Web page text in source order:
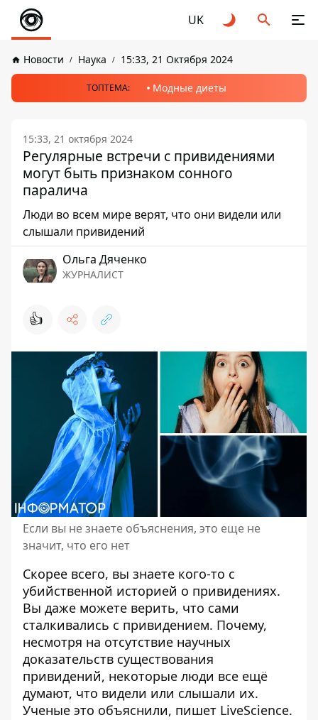
UK
Новости Наука 15:33, 21 Октября 2024
ТОПТЕМА: Модные диеты
15:33, 21 октября 2024
Регулярные встречи с привидениями
могут быть признаком сонного
паралича
Люди во всем мире верят, что они видели или
слышали привидений
Ольга Дяченко
ЖУРНАЛИСТ
👍
Если вы не знаете объяснения, это еще не
значит, что его нет
Скорее всего, вы знаете кого-то с
убийственной историей о привидениях.
Вы даже можете верить, что сами
сталкивались с привидением. Почему,
несмотря на отсутствие научных
доказательств существования
привидений, некоторые люди все ещё
думают, что видели или слышали их.
Ученые это объяснили, пишет LiveScience.